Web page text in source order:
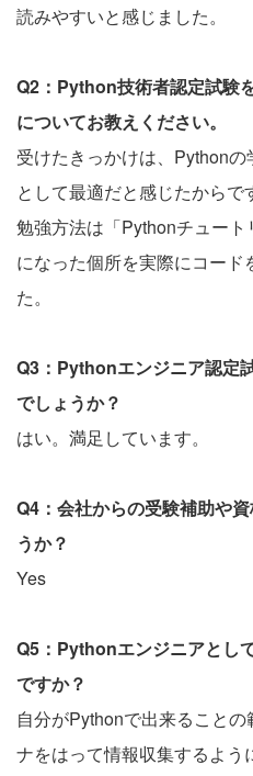
読みやすいと感じました。
Q2：Python技術者認定試験
についてお教えください。
受けたきっかけは、Python
として最適だと感じたからで
勉強方法は「Pythonチュー
になった個所を実際にコード
た。
Q3：Pythonエンジニア認定
でしょうか？
はい。満足しています。
Q4：会社からの受験補助や
うか？
Yes
Q5：Pythonエンジニアとし
ですか？
自分がPythonで出来ること
ナをはって情報収集するよう